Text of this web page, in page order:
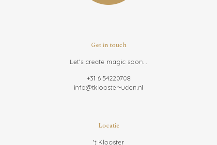
Get in touch
Let’s create magic soon...
+31 6 54220708
info@tklooster-uden.nl
Locatie
't Klooster